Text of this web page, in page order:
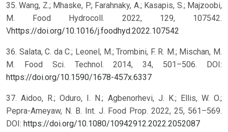
35. Wang, Z.; Mhaske, P.; Farahnaky, A.; Kasapis, S.; Majzoobi,
M. Food Hydrocoll. 2022, 129, 107542.
Vhttps://doi.org/10.1016/j.foodhyd.2022.107542
36. Salata, C. da C.; Leonel, M.; Trombini, F. R. M.; Mischan, M.
M. Food Sci. Technol. 2014, 34, 501–506. DOI:
https://doi.org/10.1590/1678-457x.6337
37. Aidoo, R.; Oduro, I. N.; Agbenorhevi, J. K.; Ellis, W. O.;
Pepra-Ameyaw, N. B. Int. J. Food Prop. 2022, 25, 561–569.
DOI: https://doi.org/10.1080/10942912.2022.2052087